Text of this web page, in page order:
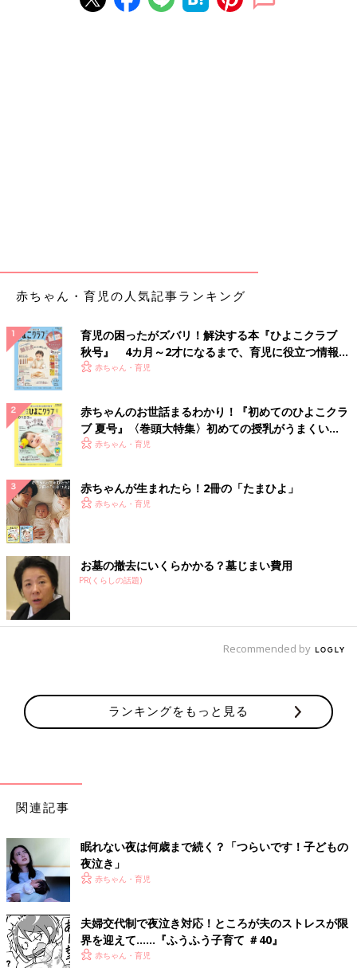
すりは4才近くかな…。
つらかったなあ…。
どうしようもないときは、集合住宅 なので迷惑にならないように
とドライブもしました。
下の子は昼夜逆転は3週間、1回だけ夜の子守を夫に頼んだら、と
てもきつかったようです。
泣く・叫ぶ…魔のループ
3番目の子が夜泣き…というか夜の叫びがひどいです。泣くので
はなく、あー、あーと起きて大きな声で叫びます。上の子2人も
目覚め、3歳の上の子は眠くても眠れず、泣き出します。
うちはミルクですが、叫んでいるのでなかなかミルクを作れず。
ミルクを作ろうとすると上の子が本泣きになったりで、魔のルー
昨晩も私は子どもと9時には寝ましたが0時前からはほぼ寝てませ
ん。一番上の子はいつも通り6時に起きるので、もう、朝が朝だ
とは思えず。笑
でも、いつか終わってくれる夜泣き。一番上の子も夜泣きがひど
夜泣きに気が付かない夫にイラッ…
夜は長くても2時間、1時間毎に起きるなんて、もぉ慣れました！
笑
全然寝られなかった日の朝、隣の部屋で寝てる夫が起きてきたの
「夜、全然寝れなかったんだよね。。」
そうしたら、こう返ってきました。
「はぁ？泣き声なんていっこも聞こえねーし！」
もぉ何も話したくなくなりました。
夫がよく寝てる！！怒
赤ちゃん・育児の人気記事ランキング
育児の困ったがズバリ！解決する本『ひよこクラブ
秋号』 4カ月～2才になるまで、育児に役立つ情報が
いっぱい！
赤ちゃん・育児
赤ちゃんのお世話まるわかり！『初めてのひよこクラ
ブ 夏号』〈巻頭大特集〉初めての授乳がうまくい
く！ おっぱい・ミルクの基本と夏のトラブル 解決テ
赤ちゃん・育児
赤ちゃんが生まれたら！2冊の「たまひよ」
赤ちゃん・育児
お墓の撤去にいくらかかる？墓じまい費用
PR(くらしの話題)
Recommended by
ランキングをもっと見る
関連記事
眠れない夜は何歳まで続く？「つらいです！子どもの
夜泣き」
赤ちゃん・育児
夫婦交代制で夜泣き対応！ところが夫のストレスが限
界を迎えて……『ふうふう子育て ＃40』
赤ちゃん・育児